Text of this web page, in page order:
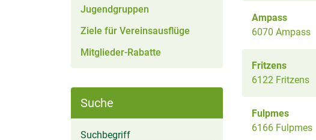
Jugendgruppen
Ziele für Vereinsausflüge
Mitglieder-Rabatte
Suche
Suchbegriff
Ampass
6070 Ampass
Fritzens
6122 Fritzens
Fulpmes
6166 Fulpmes